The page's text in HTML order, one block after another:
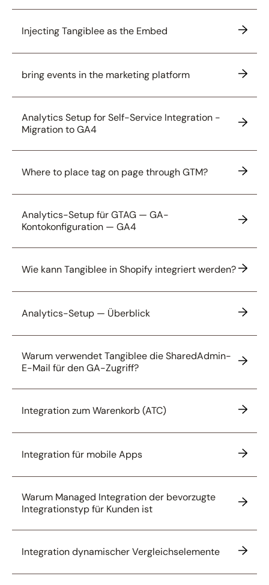
Injecting Tangiblee as the Embed
bring events in the marketing platform
Analytics Setup for Self-Service Integration -
Migration to GA4
Where to place tag on page through GTM?
Analytics-Setup für GTAG — GA-
Kontokonfiguration — GA4
Wie kann Tangiblee in Shopify integriert werden?
Analytics-Setup — Überblick
Warum verwendet Tangiblee die SharedAdmin-
E-Mail für den GA-Zugriff?
Integration zum Warenkorb (ATC)
Integration für mobile Apps
Warum Managed Integration der bevorzugte
Integrationstyp für Kunden ist
Integration dynamischer Vergleichselemente